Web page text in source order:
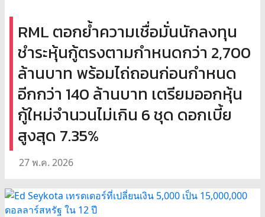
RML ตอกย้ำความเชื่อมั่นนักลงทุน
ชำระหุ้นกู้ตรงตามกำหนดกว่า 2,700
ล้านบาท พร้อมไถ่ถอนก่อนกำหนด
อีกกว่า 140 ล้านบาท เตรียมออกหุ้น
กู้ใหม่จำนวนไม่เกิน 6 ชุด ดอกเบี้ย
สูงสุด 7.35%
27 พ.ค. 2026